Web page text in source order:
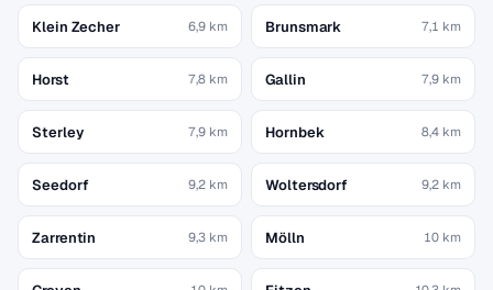
Klein Zecher 6,9 km Brunsmark 7,1 km
Horst 7,8 km Gallin 7,9 km
Sterley 7,9 km Hornbek 8,4 km
Seedorf 9,2 km Woltersdorf 9,2 km
Zarrentin 9,3 km Mölln 10 km